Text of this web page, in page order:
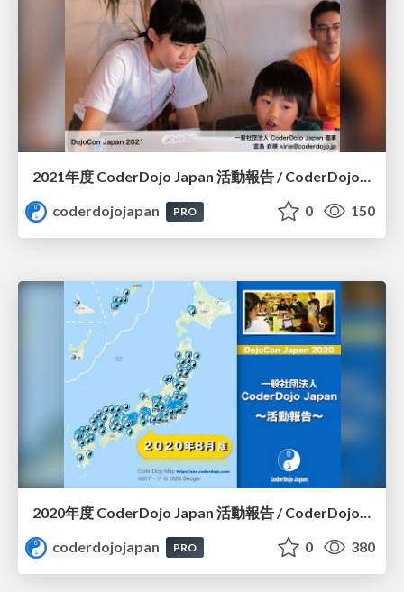
2021年度 CoderDojo Japan 活動報告 / CoderDojo Japan in 2021
coderdojojapan
PRO 0 150
coderdojojapan
PRO 0 380